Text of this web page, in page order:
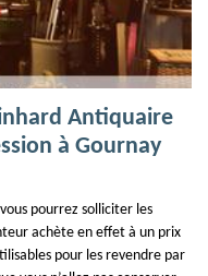
Antiquaire
à Gournay
pourrez solliciter les
achète en effet à un prix
pour les revendre par